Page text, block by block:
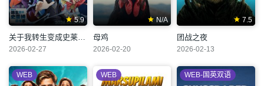
5.9
关于我转生变成史莱姆这档事 苍海之泪篇
2026-02-27
N/A
母鸡
2026-02-20
7.5
团战之夜
2026-02-13
WEB WEB WEB-国英双语